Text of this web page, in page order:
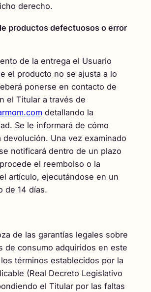
derecho.
productos defectuosos o error
de la entrega el Usuario
el producto no se ajusta a lo
ponerse en contacto de
el Titular a través de
detallando la
Se le informará de cómo
devolución. Una vez examinado
notificará dentro de un plazo
el reembolso o la
artículo, ejecutándose en un
de 14 días.
de las garantías legales sobre
de consumo adquiridos en este
términos establecidos por la
(Real Decreto Legislativo
el Titular por las faltas